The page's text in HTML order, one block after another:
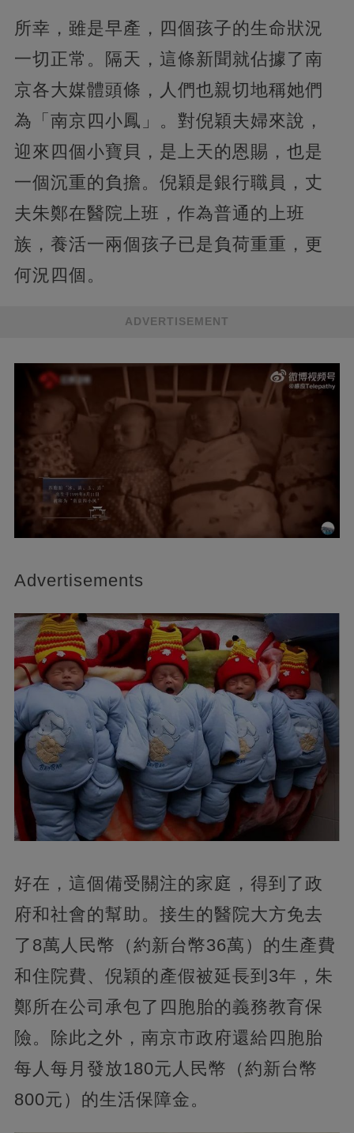
所幸，雖是早產，四個孩子的生命狀況
一切正常。隔天，這條新聞就佔據了南
京各大媒體頭條，人們也親切地稱她們
為「南京四小鳳」。對倪穎夫婦來說，
迎來四個小寶貝，是上天的恩賜，也是
一個沉重的負擔。倪穎是銀行職員，丈
夫朱鄭在醫院上班，作為普通的上班
族，養活一兩個孩子已是負荷重重，更
何況四個。
ADVERTISEMENT
Advertisements
好在，這個備受關注的家庭，得到了政
府和社會的幫助。接生的醫院大方免去
了8萬人民幣（約新台幣36萬）的生產費
和住院費、倪穎的產假被延長到3年，朱
鄭所在公司承包了四胞胎的義務教育保
險。除此之外，南京市政府還給四胞胎
每人每月發放180元人民幣（約新台幣
800元）的生活保障金。